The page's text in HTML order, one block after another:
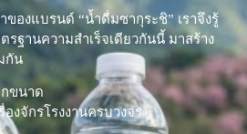
ของแบรนด์ “น้ำดื่มซากุระชิ” เราจึงรู้
รฐานความสำเร็จเดียวกันนี้ มาสร้าง
กัน
ขนาด
งจักรโรงงานครบวงจร